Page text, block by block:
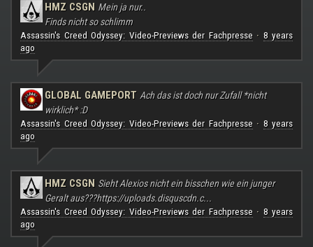
HMZ CSGN Mein ja nur..
Finds nicht so schlimm
Assassin's Creed Odyssey: Video-Previews der Fachpresse· 8 years
ago
GLOBAL GAMEPORT Ach das ist doch nur Zufall *nicht
wirklich* :D
Assassin's Creed Odyssey: Video-Previews der Fachpresse· 8 years
ago
HMZ CSGN Sieht Alexios nicht ein bisschen wie ein junger
Geralt aus???https://uploads.disquscdn.c...
Assassin's Creed Odyssey: Video-Previews der Fachpresse· 8 years
ago